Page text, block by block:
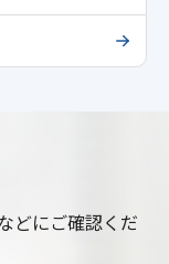
どにご確認くだ